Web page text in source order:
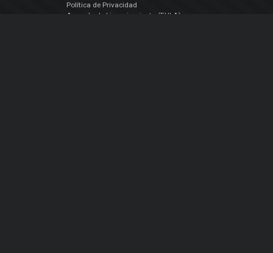
Política de Privacidad
Acuerdo de Licenciamiento (EULA)